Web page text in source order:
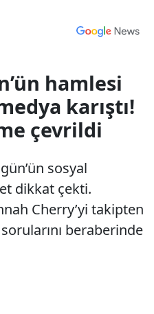
hamlesi
karıştı!
çevrildi
sosyal
dikkat çekti.
Cherry’yi takipten
sorularını beraberinde